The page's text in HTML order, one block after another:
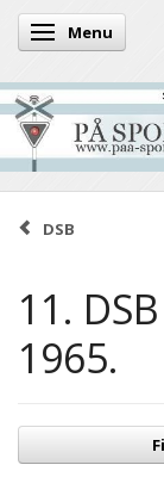
Toggle
Menu
DSB
11.
1965.